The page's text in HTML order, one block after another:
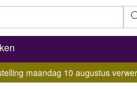
maandag 10 augustus